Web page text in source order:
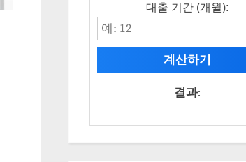
대출 기간 (개월):
계산하기
결과: